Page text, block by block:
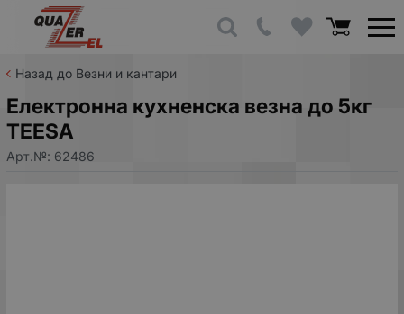
Назад до Везни и кантари
Електронна кухненска везна до 5кг
TEESA
Арт.№: 62486